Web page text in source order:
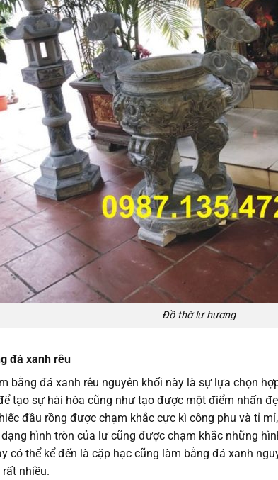
Đồ thờ lư hương
đá xanh rêu
bằng đá xanh rêu nguyên khối này là sự lựa chọn
tạo sự hài hòa cũng như tạo được một điểm nhấn
đầu rồng được chạm khắc cực kì công phu và tỉ
hình tròn của lư cũng được chạm khắc những
có thể kể đến là cặp hạc cũng làm bằng đá xanh
nhiều.